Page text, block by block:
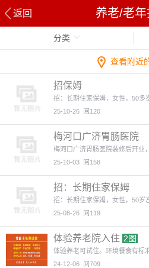
返回 养老/老年
分类
查看附近
招保姆
招：长期住家保姆，女性，50多
25-10-26 阅120
梅河口广济胃肠医院
梅河口广济胃肠医院装修后开业
25-10-03 阅158
招：长期住家保姆
招：长期住家保姆，女性，50岁
25-08-26 阅119
体验养老院入住 2图
体验养老可试住。环境餐食有标
24-12-06 阅709